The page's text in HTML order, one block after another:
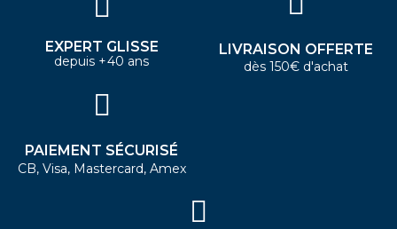
EXPERT GLISSE
depuis +40 ans
LIVRAISON OFFERTE
dès 150€ d'achat
PAIEMENT SÉCURISÉ
CB, Visa, Mastercard, Amex